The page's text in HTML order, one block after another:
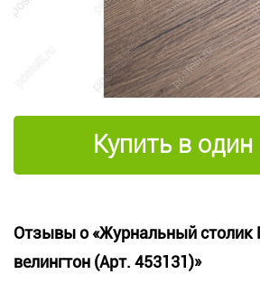
Купить в один
Отзывы о «Журнальный столик
велингтон (Арт. 453131)»